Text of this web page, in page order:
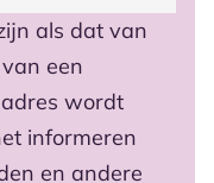
als dat van
een
wordt
informeren
en andere